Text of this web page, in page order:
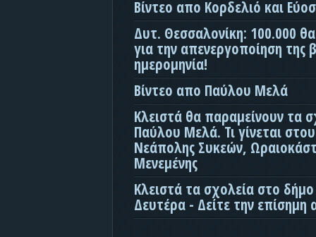
Βίντεο απο Κορδελιό και
Δυτ. Θεσσαλονίκη: 100.000
για την απενεργοποίηση της
ημερομηνία!
Βίντεο απο Παύλου Μελά
Κλειστά θα παραμείνουν τα
Παύλου Μελά. Τι γίνεται
Νεάπολης Συκεών,
Μενεμένης
Κλειστά τα σχολεία στο
Δευτέρα - Δείτε την επίσημη